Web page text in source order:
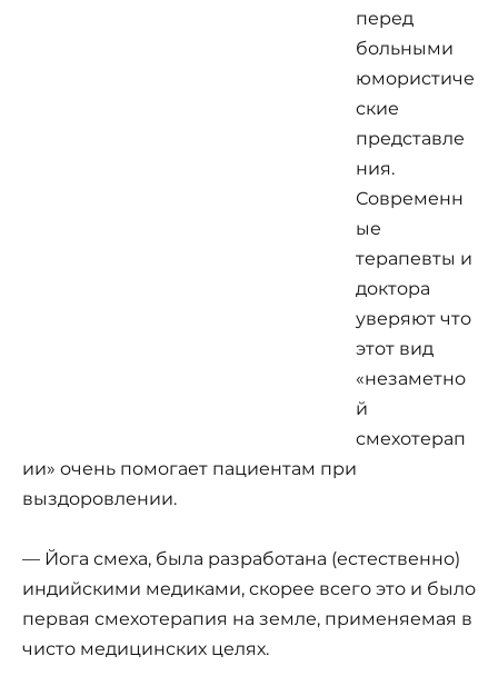
перед
больными
юмористиче
ские
представле
ния.
Современн
ые
терапевты и
доктора
уверяют что
этот вид
«незаметно
й
смехотерап
ии» очень помогает пациентам при
выздоровлении.
— Йога смеха, была разработана (естественно)
индийскими медиками, скорее всего это и было
первая смехотерапия на земле, применяемая в
чисто медицинских целях.